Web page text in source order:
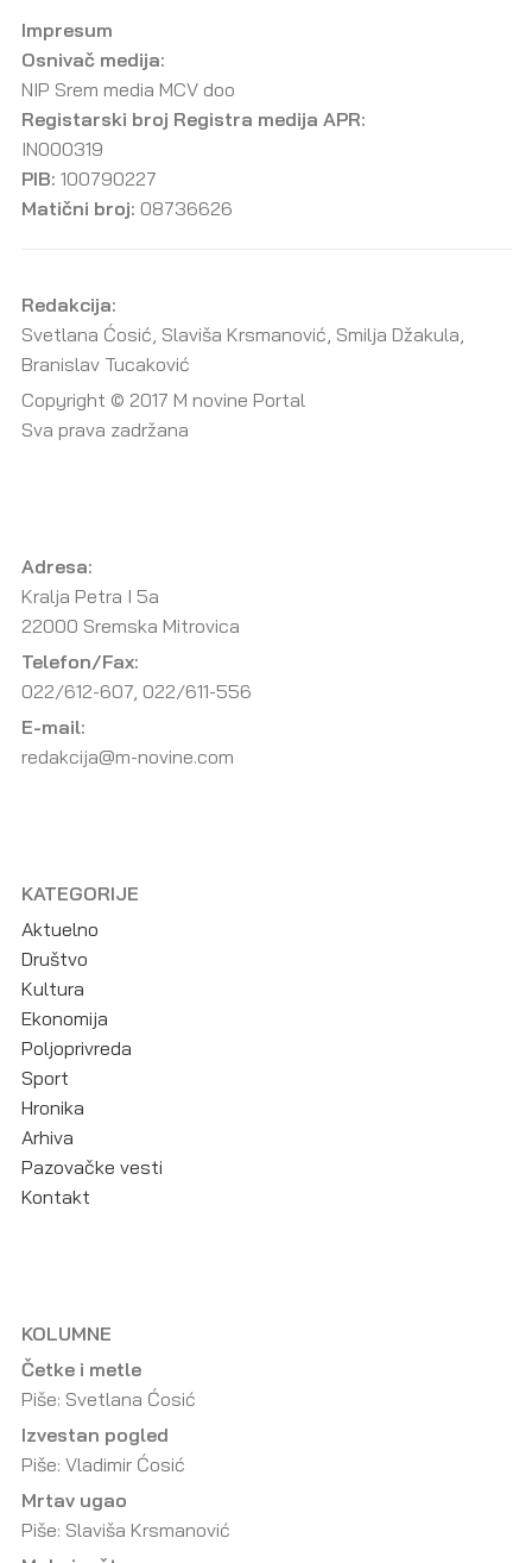
Impresum
Osnivač medija:
NIP Srem media MCV doo
Registarski broj Registra medija APR:
IN000319
PIB: 100790227
Matični broj: 08736626
Redakcija:
Svetlana Ćosić, Slaviša Krsmanović, Smilja Džakula,
Branislav Tucaković
Copyright © 2017 M novine Portal
Sva prava zadržana
Adresa:
Kralja Petra I 5a
22000 Sremska Mitrovica
Telefon/Fax:
022/612-607, 022/611-556
E-mail:
redakcija@m-novine.com
KATEGORIJE
Aktuelno
Društvo
Kultura
Ekonomija
Poljoprivreda
Sport
Hronika
Arhiva
Pazovačke vesti
Kontakt
KOLUMNE
Četke i metle
Piše: Svetlana Ćosić
Izvestan pogled
Piše: Vladimir Ćosić
Mrtav ugao
Piše: Slaviša Krsmanović